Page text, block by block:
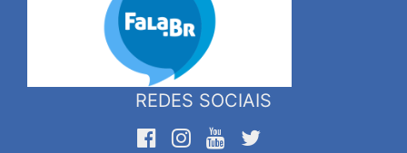
REDES SOCIAIS